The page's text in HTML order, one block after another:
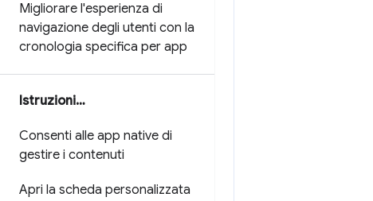
Migliorare l'esperienza di
navigazione degli utenti con la
cronologia specifica per app
Istruzioni…
Consenti alle app native di
gestire i contenuti
Apri la scheda personalizzata